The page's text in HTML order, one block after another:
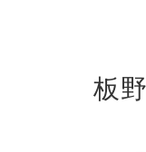
板